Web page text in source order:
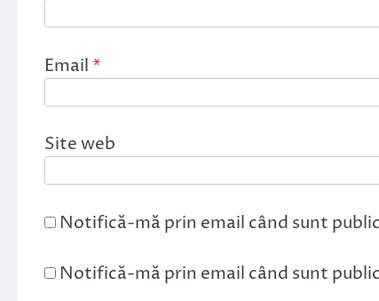
Email *
Site web
Notifică-mă prin email când sunt
Notifică-mă prin email când sunt